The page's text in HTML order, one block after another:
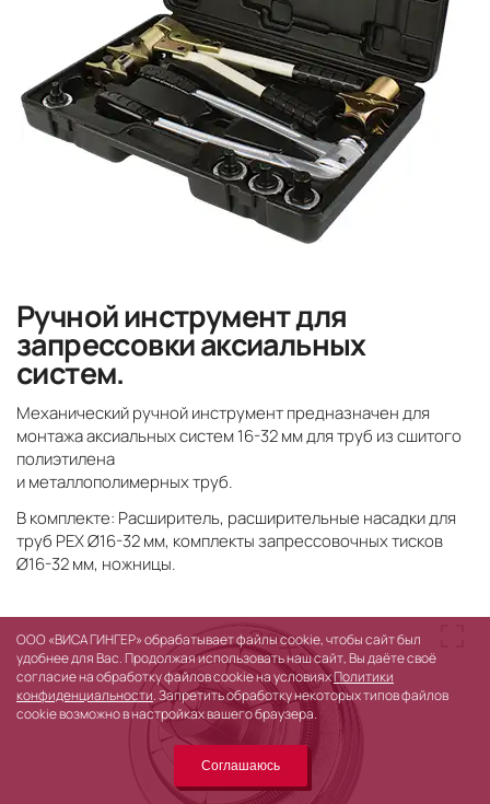
Ручной инструмент для
запрессовки аксиальных
систем.
Механический ручной инструмент предназначен для
монтажа аксиальных систем 16-32 мм для труб из сшитого
полиэтилена
и металлополимерных труб.
В комплекте: Расширитель, расширительные насадки для
труб PEX Ø16-32 мм, комплекты запрессовочных тисков
Ø16-32 мм, ножницы.
ООО «ВИСА ГИНГЕР» обрабатывает файлы cookie, чтобы сайт был
удобнее для Вас. Продолжая использовать наш сайт, Вы даёте своё
согласие на обработку файлов cookie на условияхПолитики
конфиденциальности. Запретить обработку некоторых типов файлов
cookie возможно в настройках вашего браузера.
Соглашаюсь